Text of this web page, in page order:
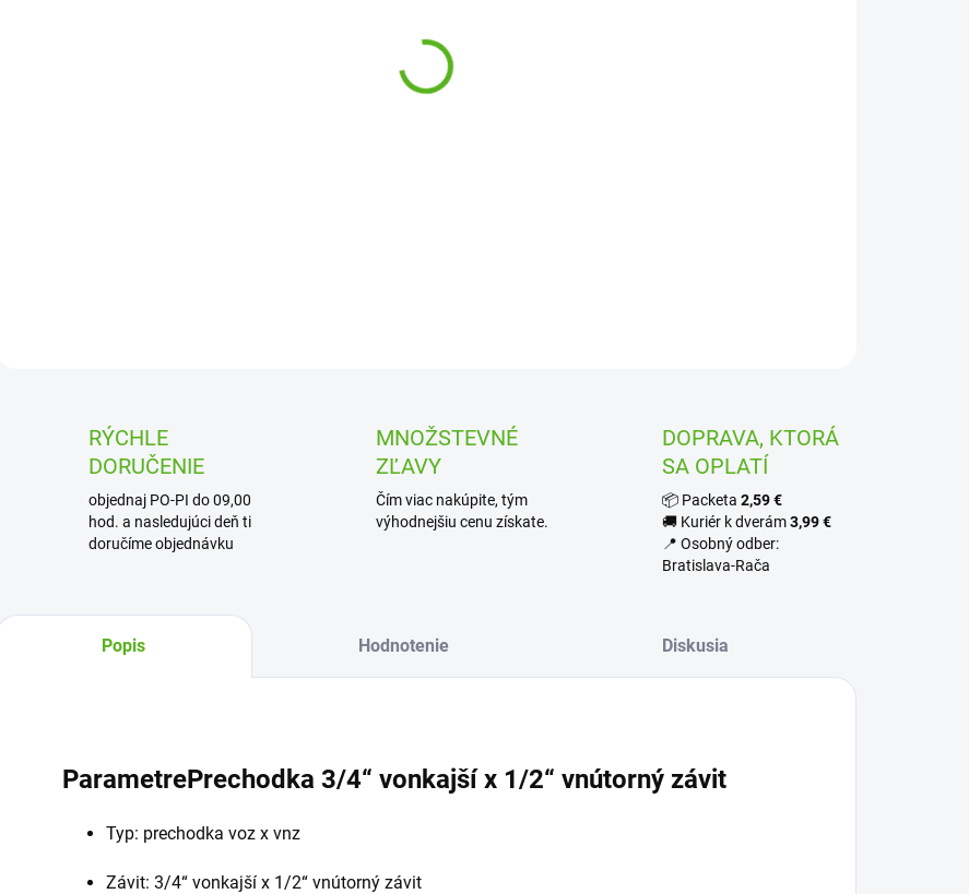
RÝCHLE
DORUČENIE
objednaj PO-PI do 09,00
hod. a nasledujúci deň ti
doručíme objednávku
MNOŽSTEVNÉ
ZĽAVY
Čím viac nakúpite, tým
výhodnejšiu cenu získate.
DOPRAVA, KTORÁ
SA OPLATÍ
📦 Packeta2,59 €
🚚 Kuriér k dverám3,99 €
📍 Osobný odber:
Bratislava-Rača
Popis Hodnotenie Diskusia
ParametrePrechodka 3/4“ vonkajší x 1/2“ vnútorný závit
Typ: prechodka voz x vnz
Závit: 3/4“ vonkajší x 1/2“ vnútorný závit